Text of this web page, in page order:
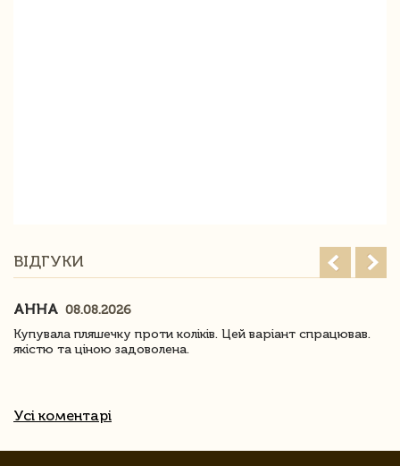
ВІДГУКИ
АННА 08.08.2026
Купувала пляшечку проти коліків. Цей варіант спрацював.
якістю та ціною задоволена.
Усі коментарі